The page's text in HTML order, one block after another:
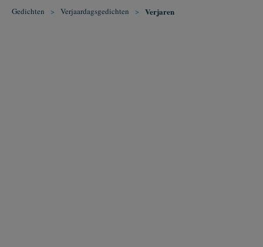
Gedichten > Verjaardagsgedichten > Verjaren